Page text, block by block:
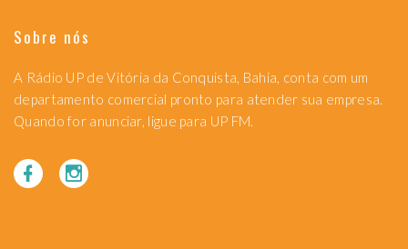
Sobre nós
A Rádio UP de Vitória da Conquista, Bahia, conta com um
departamento comercial pronto para atender sua empresa.
Quando for anunciar, ligue para UP FM.